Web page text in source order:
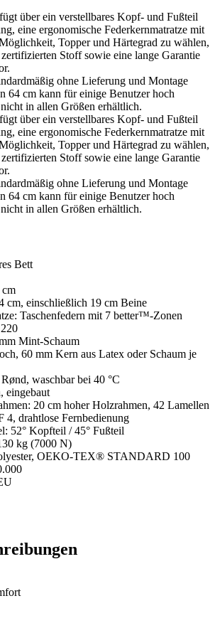
über ein verstellbares Kopf- und Fußteil
eine ergonomische Federkernmatratze mit
Topper und Härtegrad zu wählen,
Stoff sowie eine lange Garantie
ohne Lieferung und Montage
64 cm kann für einige Benutzer hoch
in allen Größen erhältlich.
über ein verstellbares Kopf- und Fußteil
eine ergonomische Federkernmatratze mit
Topper und Härtegrad zu wählen,
Stoff sowie eine lange Garantie
ohne Lieferung und Montage
64 cm kann für einige Benutzer hoch
in allen Größen erhältlich.
Bett
cm, einschließlich 19 cm Beine
Taschenfedern mit 7 better™-Zonen
Mint-Schaum
60 mm Kern aus Latex oder Schaum je
waschbar bei 40 °C
eingebaut
20 cm hoher Holzrahmen, 42 Lamellen
4, drahtlose Fernbedienung
52° Kopfteil / 45° Fußteil
kg (7000 N)
OEKO-TEX® STANDARD 100